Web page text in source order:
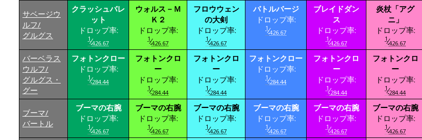
サベージウ
ルフ/
グルグス
クラッシュバレ
ット
ドロップ率:
1⁄426.67
ウォルス－Ｍ
Ｋ２
ドロップ率:
1⁄426.67
フロウウェン
の大剣
ドロップ率:
1⁄426.67
バトルバージ
ドロップ率:
1⁄426.67
ブレイドダン
ス
ドロップ率:
1⁄426.67
炎杖「アグ
ニ」
ドロップ率:
1⁄426.67
バーベラス
ウルフ/
グルグス・
グー
フォトンクロー
ドロップ率:
1⁄284.44
フォトンクロ
ー
ドロップ率:
1⁄284.44
フォトンクロ
ー
ドロップ率:
1⁄284.44
フォトンクロー
ドロップ率:
1⁄284.44
フォトンクロ
ー
ドロップ率:
1⁄284.44
フォトンクロ
ー
ドロップ率:
1⁄284.44
ブーマ/
バートル
ブーマの右腕
ドロップ率:
1⁄426.67
ブーマの右腕
ドロップ率:
1⁄426.67
ブーマの右腕
ドロップ率:
1⁄426.67
ブーマの右腕
ドロップ率:
1⁄426.67
ブーマの右腕
ドロップ率:
1⁄426.67
ブーマの右腕
ドロップ率:
1⁄426.67